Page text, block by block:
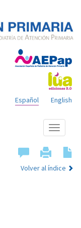
English
Español
Mostrar
menú
Volver al índice